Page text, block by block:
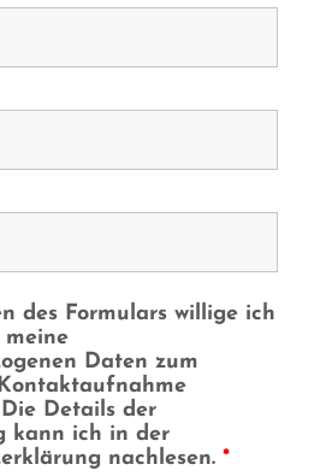
des Formulars willige ich
meine
Daten zum
Details der
kann ich in der
nachlesen. *